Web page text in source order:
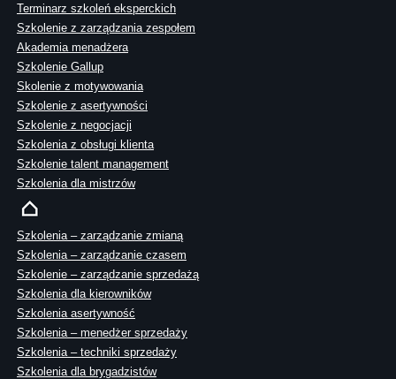
Terminarz szkoleń eksperckich
Szkolenie z zarządzania zespołem
Akademia menadżera
Szkolenie Gallup
Skolenie z motywowania
Szkolenie z asertywności
Szkolenie z negocjacji
Szkolenia z obsługi klienta
Szkolenie talent management
Szkolenia dla mistrzów
Szkolenia – zarządzanie zmianą
Szkolenia – zarządzanie czasem
Szkolenie – zarządzanie sprzedażą
Szkolenia dla kierowników
Szkolenia asertywność
Szkolenia – menedżer sprzedaży
Szkolenia – techniki sprzedaży
Szkolenia dla brygadzistów